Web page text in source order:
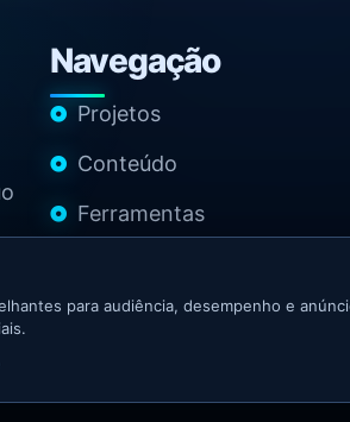
Navegação
Projetos
Conteúdo
Ferramentas
- Growth Marketer
para audiência, desempenho e